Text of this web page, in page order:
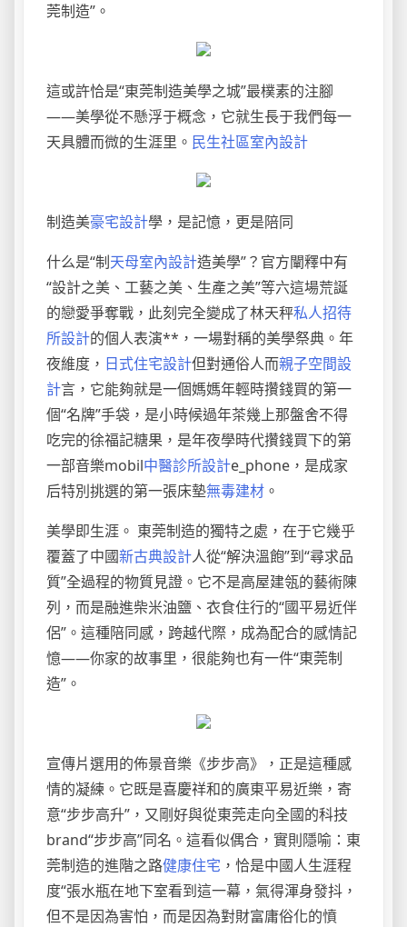
莞制造”。
這或許恰是“東莞制造美學之城”最樸素的注腳
——美學從不懸浮于概念，它就生長于我們每一
天具體而微的生涯里。 民生社區室內設計
制造美豪宅設計學，是記憶，更是陪同
什么是“制天母室內設計造美學”？官方闡釋中有
“設計之美、工藝之美、生產之美”等六這場荒誕
的戀愛爭奪戰，此刻完全變成了林天秤私人招待
所設計的個人表演**，一場對稱的美學祭典。年
夜維度， 日式住宅設計但對通俗人而親子空間設
計言，它能夠就是一個媽媽年輕時攢錢買的第一
個“名牌”手袋，是小時候過年茶幾上那盤舍不得
吃完的徐福記糖果，是年夜學時代攢錢買下的第
一部音樂mobil中醫診所設計e_phone，是成家
后特別挑選的第一張床墊無毒建材 。
美學即生涯。 東莞制造的獨特之處，在于它幾乎
覆蓋了中國新古典設計人從“解決溫飽”到“尋求品
質”全過程的物質見證。它不是高屋建瓴的藝術陳
列，而是融進柴米油鹽、衣食住行的“國平易近伴
侶”。這種陪同感，跨越代際，成為配合的感情記
憶——你家的故事里，很能夠也有一件“東莞制
造”。
宣傳片選用的佈景音樂《步步高》，正是這種感
情的凝練。它既是喜慶祥和的廣東平易近樂，寄
意“步步高升”，又剛好與從東莞走向全國的科技
brand“步步高”同名。這看似偶合，實則隱喻：東
莞制造的進階之路健康住宅 ，恰是中國人生涯程
度“張水瓶在地下室看到這一幕，氣得渾身發抖，
但不是因為害怕，而是因為對財富庸俗化的憤